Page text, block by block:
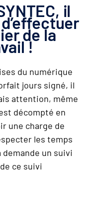
il
de la
!
du numérique
jours signé, il
attention, même
décompté en
une charge de
les temps
demande un suivi
ce suivi